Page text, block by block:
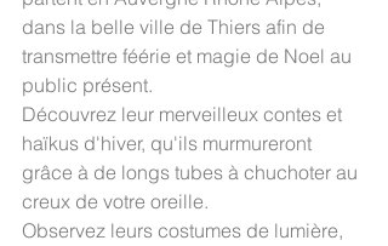
dans la belle ville de Thiers afin de
transmettre féérie et magie de Noel au
public présent.
Découvrez leur merveilleux contes et
haïkus d'hiver, qu'ils murmureront
grâce à de longs tubes à chuchoter au
creux de votre oreille.
Observez leurs costumes de lumière,